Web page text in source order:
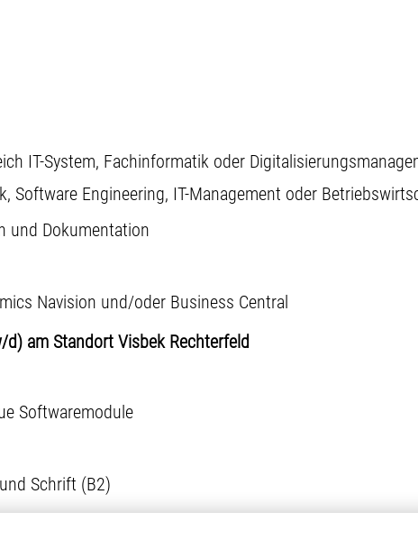
IT-System, Fachinformatik oder
Software Engineering, IT-Management oder
und Dokumentation
Navision und/oder Business Central
am Standort Visbek Rechterfeld
Softwaremodule
Schrift (B2)